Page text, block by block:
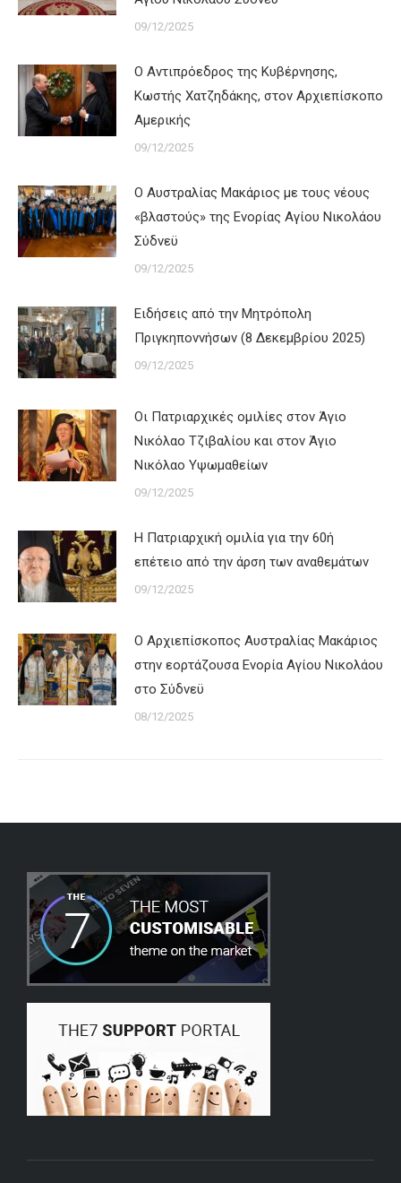
09/12/2025
Ο Αντιπρόεδρος της Κυβέρνησης,
Κωστής Χατζηδάκης, στον Αρχιεπίσκοπο
Αμερικής
09/12/2025
Ο Αυστραλίας Μακάριος με τους νέους
«βλαστούς» της Ενορίας Αγίου Νικολάου
Σύδνεϋ
09/12/2025
Ειδήσεις από την Μητρόπολη
Πριγκηποννήσων (8 Δεκεμβρίου 2025)
09/12/2025
Οι Πατριαρχικές ομιλίες στον Άγιο
Νικόλαο Τζιβαλίου και στον Άγιο
Νικόλαο Υψωμαθείων
09/12/2025
Η Πατριαρχική ομιλία για την 60ή
επέτειο από την άρση των αναθεμάτων
09/12/2025
Ο Αρχιεπίσκοπος Αυστραλίας Μακάριος
στην εορτάζουσα Ενορία Αγίου Νικολάου
στο Σύδνεϋ
08/12/2025